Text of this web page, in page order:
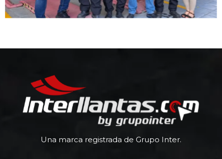
Una marca registrada de Grupo Inter.